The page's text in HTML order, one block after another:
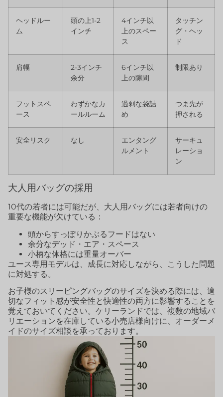
ヘッドルー
ム
頭の上1-2
インチ
4インチ以
上のスペー
ス
タッチン
グ・ヘッ
ド
肩幅
2-3インチ
余分
6インチ以
上の隙間
制限あり
フットスペ
ース
わずかなカ
ールルーム
過剰な袋詰
め
つま先が
押される
安全リスク なし
エンタング
ルメント
サーキュ
レーショ
ン
大人用バッグの採用
10代の若者には可能だが、大人用バッグには若者向けの
重要な機能が欠けている：
頭からすっぽりかぶるフードはない
余分なデッド・エア・スペース
小柄な体格には重量オーバー
ユース専用モデルは、成長に対応しながら、こうした問題
に対処する。
お子様のスリーピングバッグのサイズを決める際には、適
切なフィット感が安全性と快適性の両方に影響することを
覚えておいてください。ケリーランドでは、複数の地域バ
リエーションを在庫している小売店様向けに、オーダーメ
イドのサイズ相談を承っております。